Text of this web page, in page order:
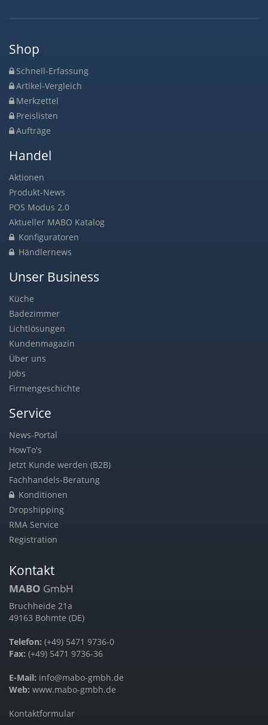
Shop
Schnell-Erfassung
Artikel-Vergleich
Merkzettel
Preislisten
Aufträge
Handel
Aktionen
Produkt-News
POS Modus 2.0
Aktueller MABO Katalog
Konfiguratoren
Händlernews
Unser Business
Küche
Badezimmer
Lichtlösungen
Kundenmagazin
Über uns
Jobs
Firmengeschichte
Service
News-Portal
HowTo's
Jetzt Kunde werden (B2B)
Fachhandels-Beratung
Konditionen
Dropshipping
RMA Service
Registration
Kontakt
MABO GmbH
Bruchheide 21a
49163 Bohmte (DE)
Telefon: (+49) 5471 9736-0
Fax: (+49) 5471 9736-36
E-Mail: info@mabo-gmbh.de
Web: www.mabo-gmbh.de
Kontaktformular